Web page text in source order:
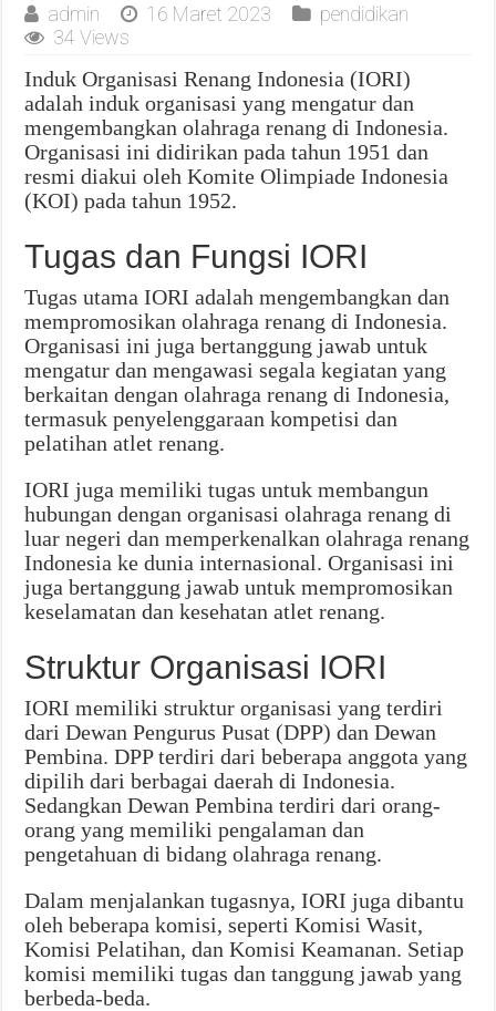
admin 16 Maret 2023
pendidikan
34 Views
Induk Organisasi Renang Indonesia (IORI)
adalah induk organisasi yang mengatur dan
mengembangkan olahraga renang di Indonesia.
Organisasi ini didirikan pada tahun 1951 dan
resmi diakui oleh Komite Olimpiade Indonesia
(KOI) pada tahun 1952.
Tugas dan Fungsi IORI
Tugas utama IORI adalah mengembangkan dan
mempromosikan olahraga renang di Indonesia.
Organisasi ini juga bertanggung jawab untuk
mengatur dan mengawasi segala kegiatan yang
berkaitan dengan olahraga renang di Indonesia,
termasuk penyelenggaraan kompetisi dan
pelatihan atlet renang.
IORI juga memiliki tugas untuk membangun
hubungan dengan organisasi olahraga renang di
luar negeri dan memperkenalkan olahraga renang
Indonesia ke dunia internasional. Organisasi ini
juga bertanggung jawab untuk mempromosikan
keselamatan dan kesehatan atlet renang.
Struktur Organisasi IORI
IORI memiliki struktur organisasi yang terdiri
dari Dewan Pengurus Pusat (DPP) dan Dewan
Pembina. DPP terdiri dari beberapa anggota yang
dipilih dari berbagai daerah di Indonesia.
Sedangkan Dewan Pembina terdiri dari orang-
orang yang memiliki pengalaman dan
pengetahuan di bidang olahraga renang.
Dalam menjalankan tugasnya, IORI juga dibantu
oleh beberapa komisi, seperti Komisi Wasit,
Komisi Pelatihan, dan Komisi Keamanan. Setiap
komisi memiliki tugas dan tanggung jawab yang
berbeda-beda.